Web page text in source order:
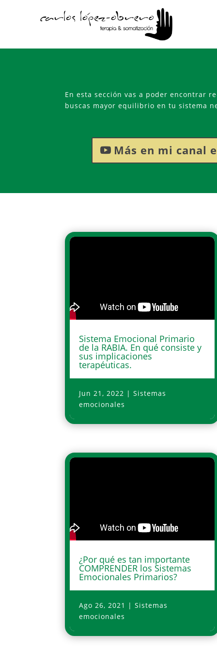
En esta sección vas a poder encontrar
buscas mayor equilibrio en tu sistema
Más en mi canal
Sistema Emocional Primario
de la RABIA. En qué consiste y
sus implicaciones
terapéuticas.
Jun 21, 2022 |Sistemas
emocionales
¿Por qué es tan importante
COMPRENDER los Sistemas
Emocionales Primarios?
Ago 26, 2021 |Sistemas
emocionales